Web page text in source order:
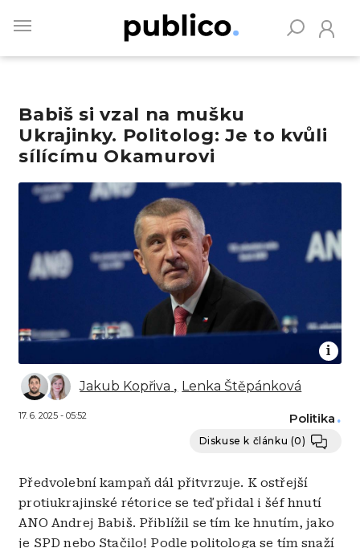
main
Babiš si vzal na mušku
Ukrajinky. Politolog: Je to kvůli
sílícímu Okamurovi
Obrázek
Jakub Kopřiva Lenka Štěpánková
17. 6. 2025 - 05:52 Politika
Diskuse k článku (0)
Předvolební kampaň dál přitvrzuje. K ostřejší
protiukrajinské rétorice se teď přidal i šéf hnutí
ANO Andrej Babiš. Přiblížil se tím ke hnutím, jako
je SPD nebo Stačilo! Podle politologa se tím snaží
Vyhledávejte na Publiku